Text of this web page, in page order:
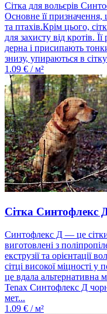
Сітка для вольєрів
Основне її призначення,
та птахів.Крім цього,
для захисту від кротів.
дерна і присипають
знизу, упираються в
1.09 € / м²
Сітка Синтофлекс
Синтофлекс Д — це
виготовлені з
екструзії та орієнтації
сітці високої міцності
це вдала альтернативна
Tenax Синтофлекс Д
мет...
1.09 € / м²